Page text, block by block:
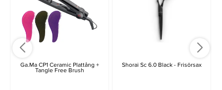
Ga.Ma CP1 Ceramic Plattång +
Tangle Free Brush
Shorai Sc 6.0 Black - Frisörsax